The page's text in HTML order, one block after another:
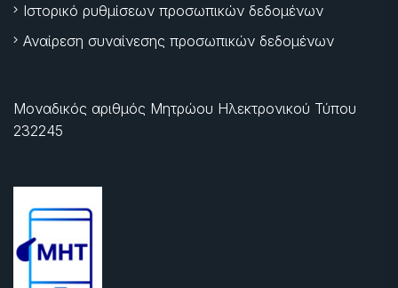
Ιστορικό ρυθμίσεων προσωπικών δεδομένων
Αναίρεση συναίνεσης προσωπικών δεδομένων
Μοναδικός αριθμός Μητρώου Ηλεκτρονικού Τύπου
232245